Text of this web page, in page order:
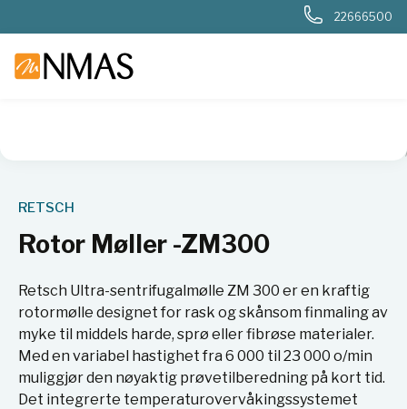
22666500
RETSCH
Rotor Møller -ZM300
Retsch Ultra-sentrifugalmølle ZM 300 er en kraftig
rotormølle designet for rask og skånsom finmaling av
myke til middels harde, sprø eller fibrøse materialer.
Med en variabel hastighet fra 6 000 til 23 000 o/min
muliggjør den nøyaktig prøvetilberedning på kort tid.
Det integrerte temperaturovervåkingssystemet